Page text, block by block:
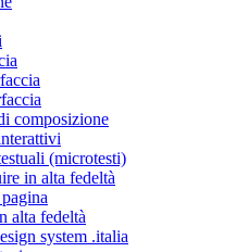
composizione
(microtesti)
in alta fedeltà
alta fedeltà
system .italia